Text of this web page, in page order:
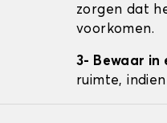
zorgen dat
voorkomen.
3- Bewaar in
ruimte,